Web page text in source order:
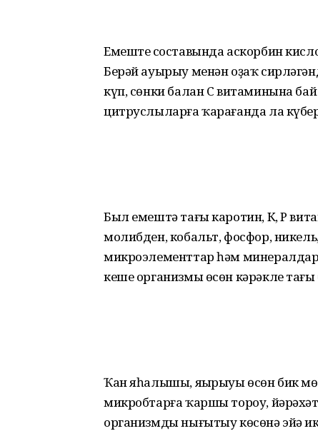
Емештең составында аскорбин
Берәй ауырыу менән оҙаҡ
күп, сөнки балан С витаминына бай
цитруслыларға ҡарағанда ла
Был емештә тағы каротин, К, Р
молибден, кобальт, фосфор,
микроэлементтар һәм
кеше организмы өсөн кәрәкле
Ҡан яһалышы, яңырыуы өсөн бик
микробтарға ҡаршы тороу,
организмды нығытыу көсөнә эйә